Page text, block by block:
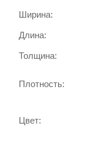
Ширина:
Длина:
Толщина:
Плотность:
Цвет: